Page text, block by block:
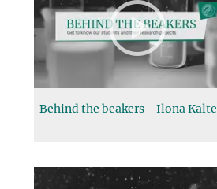
Behind the beakers - Ilona Kalte